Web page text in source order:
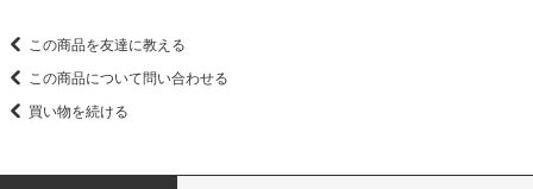
この商品を友達に教える
この商品について問い合わせる
買い物を続ける